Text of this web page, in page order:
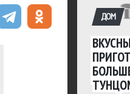
ДОМ